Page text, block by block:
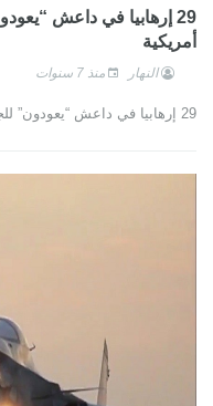
29 إرهابيا في داعش
أمريكية
النهار منذ 7 سنوات
29 إرهابيا في داعش “يعودون” للجزائر على متن طائرة عسكرية أمريكية